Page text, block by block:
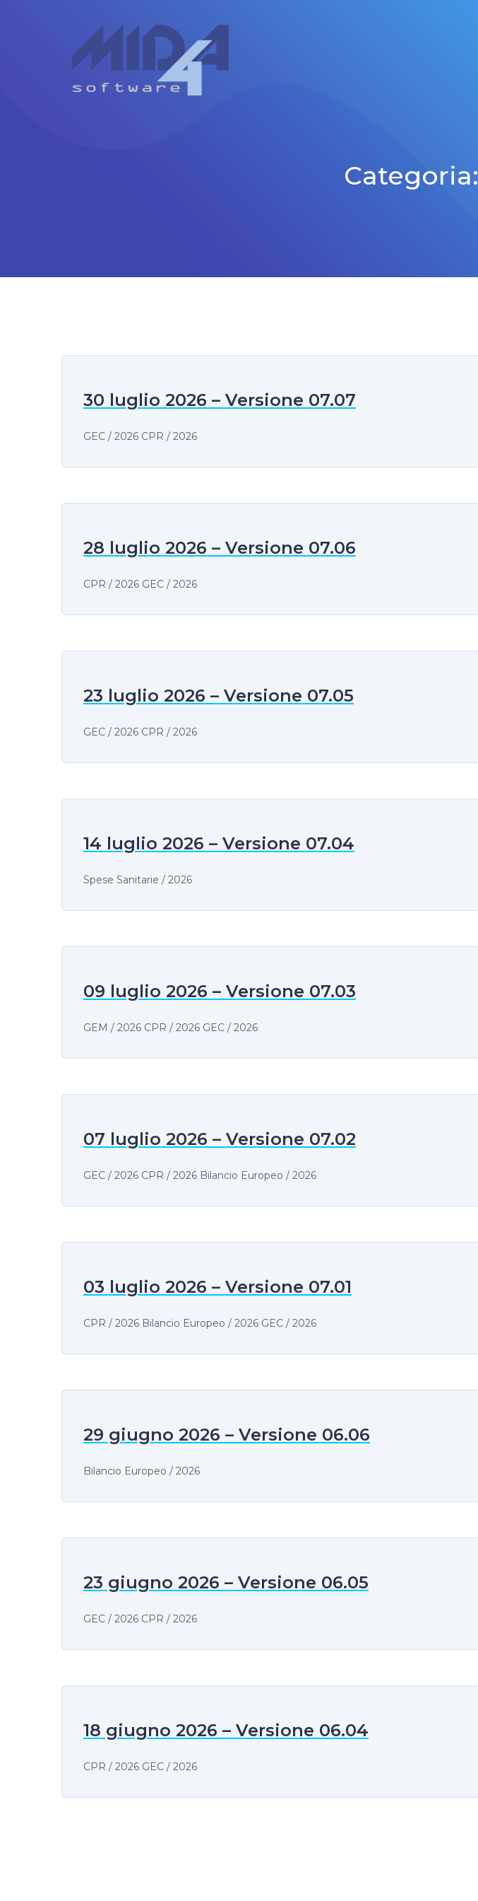
Categoria:
30 luglio 2026 – Versione 07.07
GEC / 2026 CPR / 2026
28 luglio 2026 – Versione 07.06
CPR / 2026 GEC / 2026
23 luglio 2026 – Versione 07.05
GEC / 2026 CPR / 2026
14 luglio 2026 – Versione 07.04
Spese Sanitarie / 2026
09 luglio 2026 – Versione 07.03
GEM / 2026 CPR / 2026 GEC / 2026
07 luglio 2026 – Versione 07.02
GEC / 2026 CPR / 2026 Bilancio Europeo / 2026
03 luglio 2026 – Versione 07.01
CPR / 2026 Bilancio Europeo / 2026 GEC / 2026
29 giugno 2026 – Versione 06.06
Bilancio Europeo / 2026
23 giugno 2026 – Versione 06.05
GEC / 2026 CPR / 2026
18 giugno 2026 – Versione 06.04
CPR / 2026 GEC / 2026